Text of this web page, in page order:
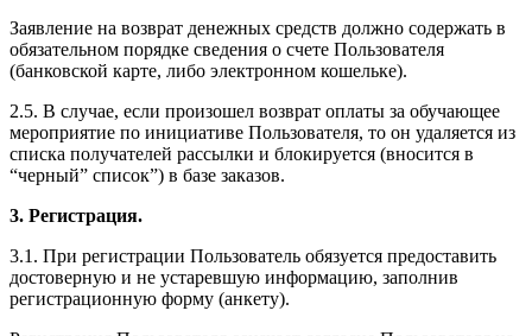
Заявление на возврат денежных средств должно содержать в
обязательном порядке сведения о счете Пользователя
(банковской карте, либо электронном кошельке).
2.5. В случае, если произошел возврат оплаты за обучающее
мероприятие по инициативе Пользователя, то он удаляется из
списка получателей рассылки и блокируется (вносится в
“черный” список”) в базе заказов.
3. Регистрация.
3.1. При регистрации Пользователь обязуется предоставить
достоверную и не устаревшую информацию, заполнив
регистрационную форму (анкету).